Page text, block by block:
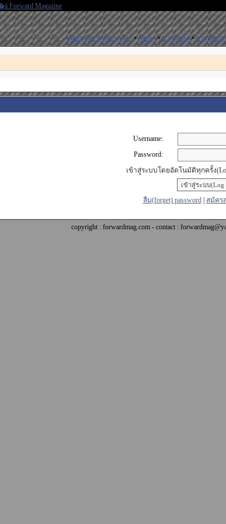
สมัครสมาชิก(Register)•ค้นหา•ช่วยเหลือ•รายชื่อส
Username:
Password:
เข้าสู่ระบบโดยอัตโนมัติทุกครั้ง
ลืม(forget) password| สมัคร
copyright : forwardmag.com - contact :